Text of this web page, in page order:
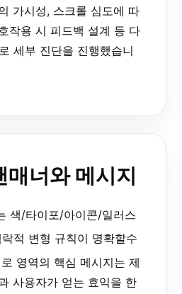
가시성, 스크롤 심도에 따
작용 시 피드백 설계 등 다
세부 진단을 진행했습니
매너와 메시지
색/타이포/아이콘/일러스
적 변형 규칙이 명확할수
영역의 핵심 메시지는 제
사용자가 얻는 효익을 한